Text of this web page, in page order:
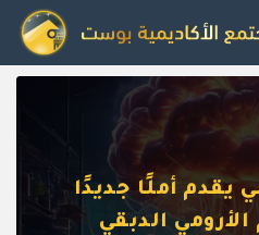
يقدم أملًا جديدًا
الدبقي